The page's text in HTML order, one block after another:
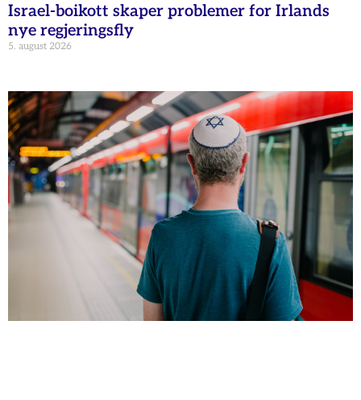
Israel-boikott skaper problemer for Irlands
nye regjeringsfly
5. august 2026